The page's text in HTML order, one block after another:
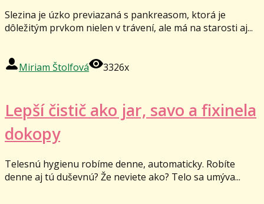
Slezina je úzko previazaná s pankreasom, ktorá je
dôležitým prvkom nielen v trávení, ale má na starosti aj...
Miriam Štolfová 3326x
Lepší čistič ako jar, savo a fixinela
dokopy
Telesnú hygienu robíme denne, automaticky. Robíte
denne aj tú duševnú? Že neviete ako? Telo sa umýva...